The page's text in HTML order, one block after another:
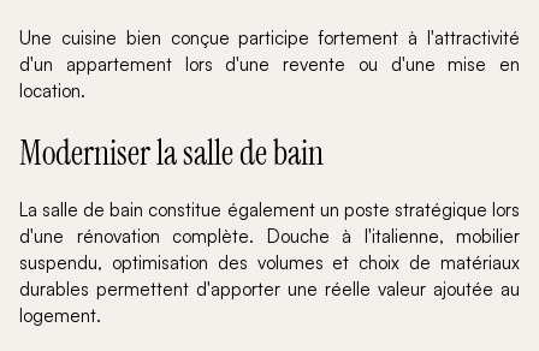
Une cuisine bien conçue participe fortement à l'attractivité
d'un appartement lors d'une revente ou d'une mise en
location.
Moderniser la salle de bain
La salle de bain constitue également un poste stratégique lors
d'une rénovation complète. Douche à l'italienne, mobilier
suspendu, optimisation des volumes et choix de matériaux
durables permettent d'apporter une réelle valeur ajoutée au
logement.